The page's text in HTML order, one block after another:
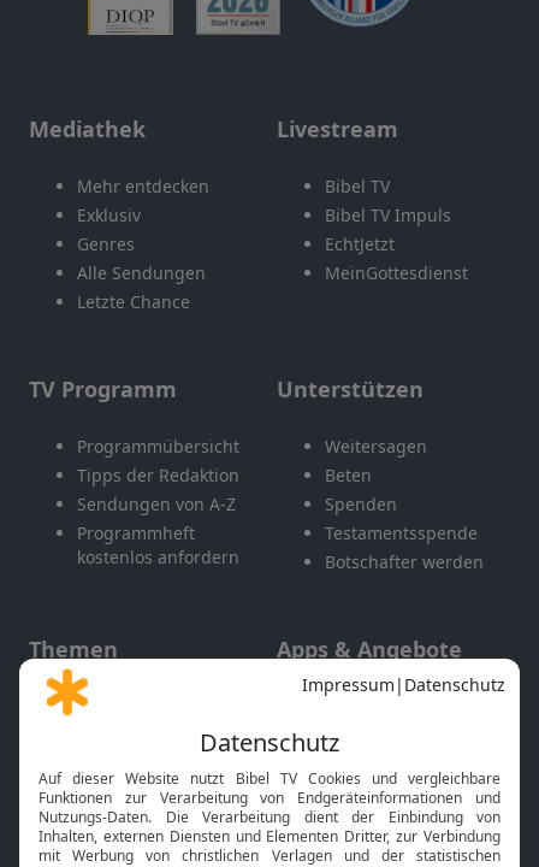
Mediathek
Mehr entdecken
Exklusiv
Genres
Alle Sendungen
Letzte Chance
Livestream
Bibel TV
Bibel TV Impuls
EchtJetzt
MeinGottesdienst
TV Programm
Programmübersicht
Tipps der Redaktion
Sendungen von A-Z
Programmheft
kostenlos anfordern
Unterstützen
Weitersagen
Beten
Spenden
Testamentsspende
Botschafter werden
Themen
Gott und Bibel erklärt
Neuigkeiten
Apps & Angebote
Mobile App
Smart TV
HbbTV
Bibelthek Online-Bibel